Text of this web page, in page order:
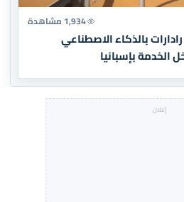
1,934 مشاهدة
بالذكاء الاصطناعي
الخدمة بإسبانيا